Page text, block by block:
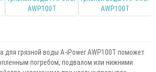
для грязной воды A-iPower AWP100T поможет
погребом, подвалом или нижними